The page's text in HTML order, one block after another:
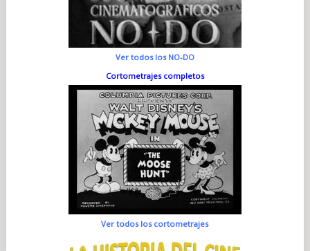
Ver todos los NO-DO
Cortometrajes completos
Ver todos los cortometrajes